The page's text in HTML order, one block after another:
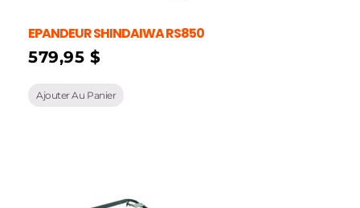
EPANDEUR SHINDAIWA RS850
579,95$
Ajouter Au Panier